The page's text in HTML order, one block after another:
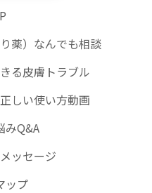
薬）なんでも相談
る皮膚トラブル
しい使い方動画
みQ&A
ッセージ
ップ